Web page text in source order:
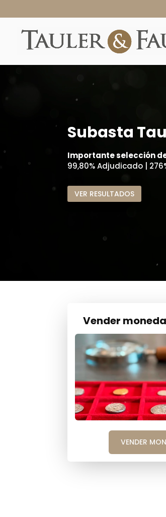
Subasta
Importante selección
99,80% Adjudicado |
VER RESULTADOS
Vender
VENDER